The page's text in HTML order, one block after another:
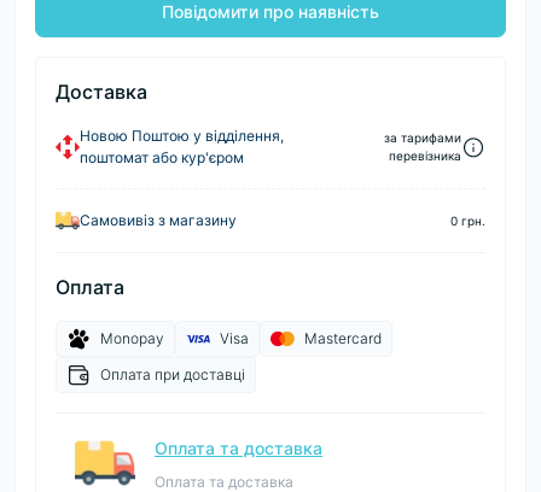
Повідомити про наявність
Доставка
Новою Поштою у відділення,
поштомат або кур'єром
за тарифами
перевізника
Самовивіз з магазину 0 грн.
Оплата
Monopay Visa
Mastercard
Оплата при доставці
Оплата та доставка
Оплата та доставка